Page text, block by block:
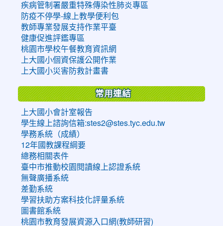
疾病管制署嚴重特殊傳染性肺炎專區
防疫不停學-線上教學便利包
教師專業發展支持作業平臺
健康促進評鑑專區
桃園市學校午餐教育資訊網
上大國小個資保護公開作業
上大國小災害防救計畫書
常用連結
上大國小會計室報告
學生線上諮詢信箱:stes2@stes.tyc.edu.tw
學務系統（成績）
12年國教課程綱要
總務相關表件
臺中市推動校園閱讀線上認證系統
無聲廣播系統
差勤系統
學習扶助方案科技化評量系統
圖書館系統
桃園市教育發展資源入口網(教師研習)